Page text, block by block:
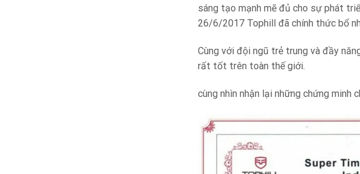
sáng tạo mạnh mẽ đủ cho sự phát
26/6/2017 Tophill đã chính thức bổ
Cùng với đội ngũ trẻ trung và đầy
rất tốt trên toàn thế giới.
cùng nhìn nhận lại những chứng minh